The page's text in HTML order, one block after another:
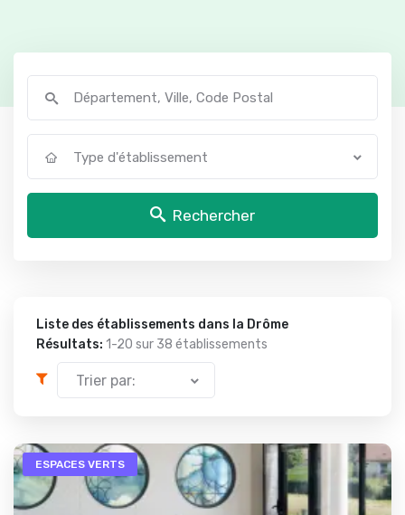
Type d'établissement
Rechercher
Liste des établissements dans la Drôme
Résultats: 1-20 sur 38 établissements
Trier par:
ESPACES VERTS